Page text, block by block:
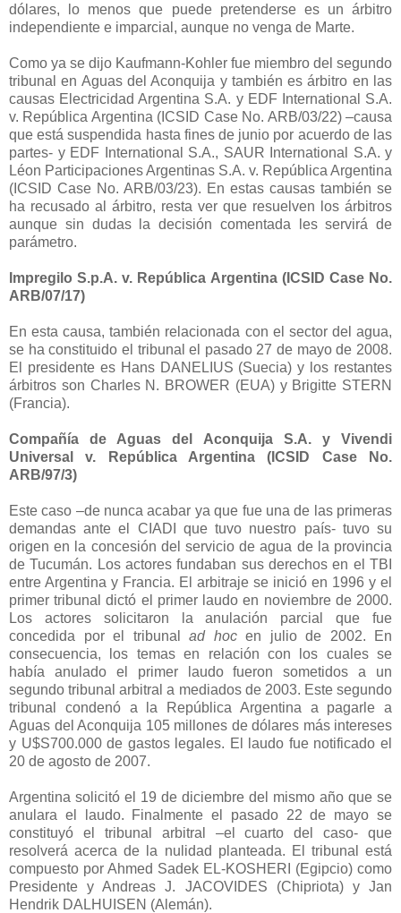
dólares, lo menos que puede pretenderse es un árbitro
independiente e imparcial, aunque no venga de Marte.
Como ya se dijo Kaufmann-Kohler fue miembro del segundo
tribunal en Aguas del Aconquija y también es árbitro en las
causas Electricidad Argentina S.A. y EDF International S.A.
v. República Argentina (ICSID Case No. ARB/03/22) –causa
que está suspendida hasta fines de junio por acuerdo de las
partes- y EDF International S.A., SAUR International S.A. y
Léon Participaciones Argentinas S.A. v. República Argentina
(ICSID Case No. ARB/03/23). En estas causas también se
ha recusado al árbitro, resta ver que resuelven los árbitros
aunque sin dudas la decisión comentada les servirá de
parámetro.
Impregilo S.p.A. v. República Argentina (ICSID Case No.
ARB/07/17)
En esta causa, también relacionada con el sector del agua,
se ha constituido el tribunal el pasado 27 de mayo de 2008.
El presidente es Hans DANELIUS (Suecia) y los restantes
árbitros son Charles N. BROWER (EUA) y Brigitte STERN
(Francia).
Compañía de Aguas del Aconquija S.A. y Vivendi
Universal v. República Argentina (ICSID Case No.
ARB/97/3)
Este caso –de nunca acabar ya que fue una de las primeras
demandas ante el CIADI que tuvo nuestro país- tuvo su
origen en la concesión del servicio de agua de la provincia
de Tucumán. Los actores fundaban sus derechos en el TBI
entre Argentina y Francia. El arbitraje se inició en 1996 y el
primer tribunal dictó el primer laudo en noviembre de 2000.
Los actores solicitaron la anulación parcial que fue
concedida por el tribunal ad hoc en julio de 2002. En
consecuencia, los temas en relación con los cuales se
había anulado el primer laudo fueron sometidos a un
segundo tribunal arbitral a mediados de 2003. Este segundo
tribunal condenó a
la República Argentina a pagarle a
Aguas del Aconquija 105 millones de dólares más intereses
y U$S700.000 de gastos legales. El laudo fue notificado el
20 de agosto de 2007.
Argentina solicitó el 19 de diciembre del mismo año que se
anulara el laudo. Finalmente el pasado 22 de mayo se
constituyó el tribunal arbitral –el cuarto del caso- que
resolverá acerca de la nulidad planteada. El tribunal está
compuesto por Ahmed Sadek EL-KOSHERI (Egipcio) como
Presidente y Andreas J. JACOVIDES (Chipriota) y Jan
Hendrik DALHUISEN (Alemán).